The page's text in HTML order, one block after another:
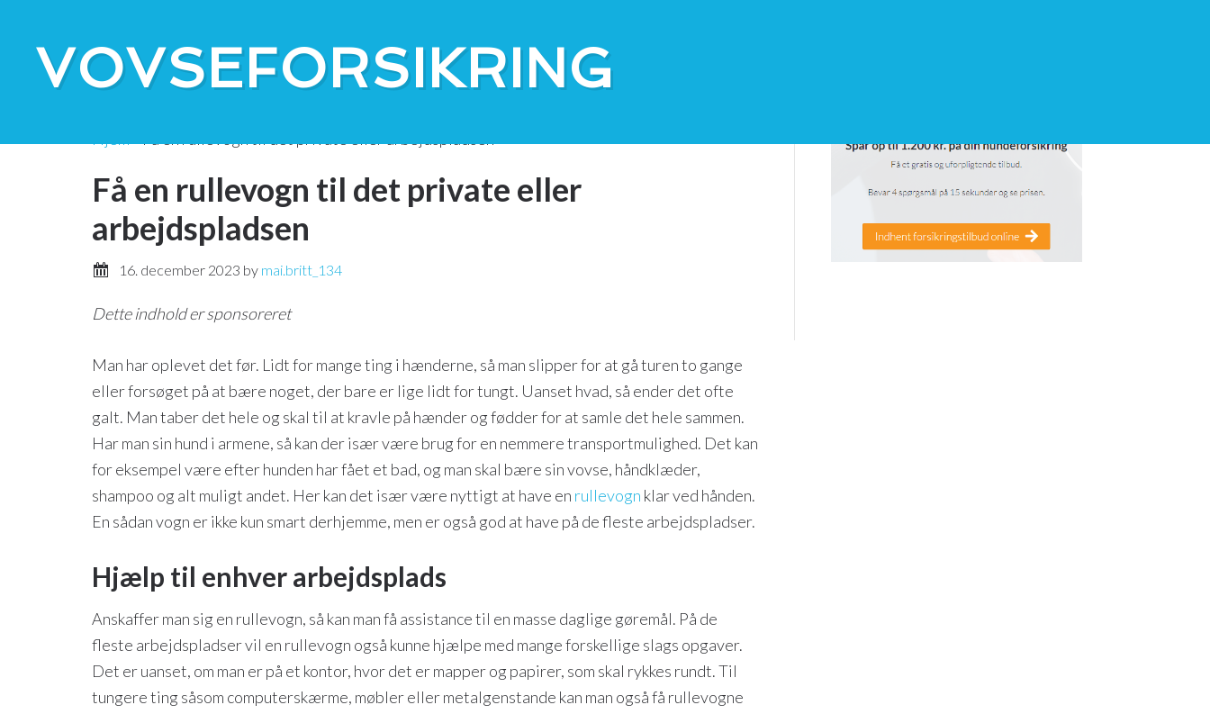
VOVSEFORSIKRING
Få en rullevogn til det private eller
arbejdspladsen
16. december 2023 by mai.britt_134
Dette indhold er sponsoreret
Man har oplevet det før. Lidt for mange ting i hænderne, så man slipper for at gå turen to gange
eller forsøget på at bære noget, der bare er lige lidt for tungt. Uanset hvad, så ender det ofte
galt. Man taber det hele og skal til at kravle på hænder og fødder for at samle det hele sammen.
Har man sin hund i armene, så kan der især være brug for en nemmere transportmulighed. Det kan
for eksempel være efter hunden har fået et bad, og man skal bære sin vovse, håndklæder,
shampoo og alt muligt andet. Her kan det især være nyttigt at have en rullevogn klar ved hånden.
En sådan vogn er ikke kun smart derhjemme, men er også god at have på de fleste arbejdspladser.
Hjælp til enhver arbejdsplads
Anskaffer man sig en rullevogn, så kan man få assistance til en masse daglige gøremål. På de
fleste arbejdspladser vil en rullevogn også kunne hjælpe med mange forskellige slags opgaver.
Det er uanset, om man er på et kontor, hvor det er mapper og papirer, som skal rykkes rundt. Til
tungere ting såsom computerskærme, møbler eller metalgenstande kan man også få rullevogne